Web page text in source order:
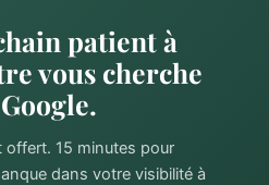
patient à
vous cherche
offert. 15 minutes pour
dans votre visibilité à